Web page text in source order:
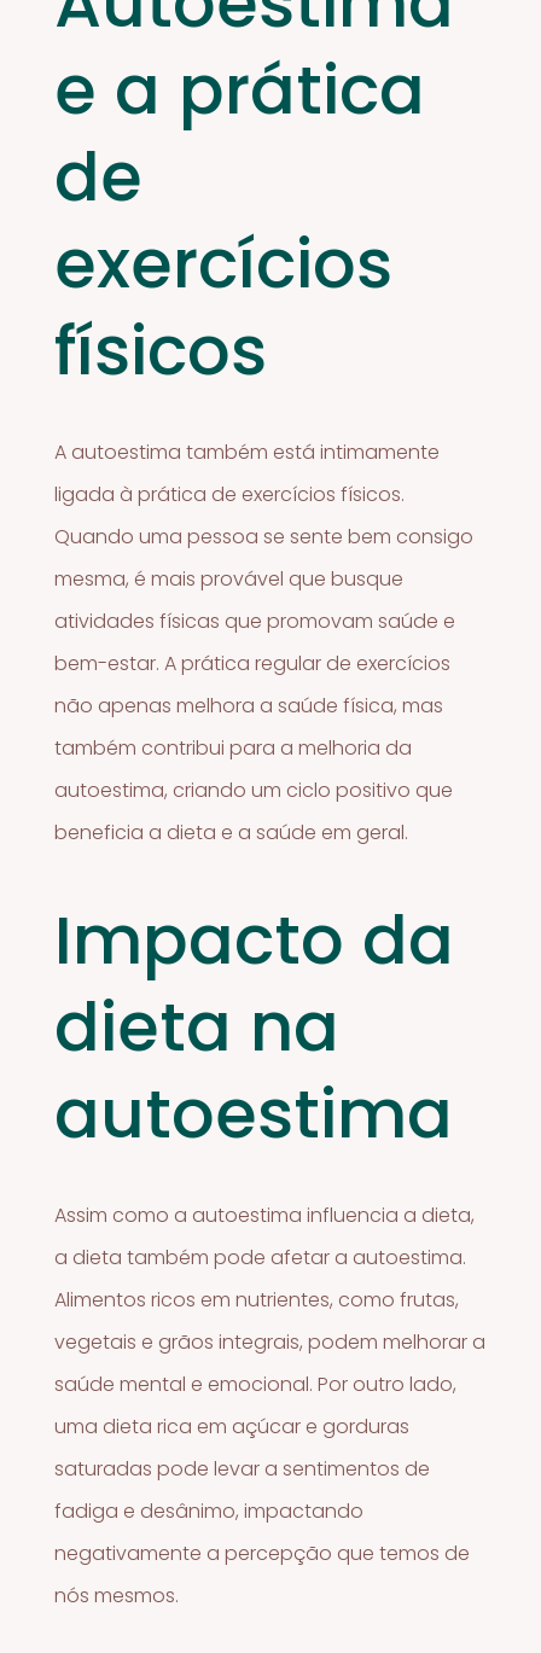
e a prática
de
exercícios
físicos
A autoestima também está intimamente
ligada à prática de exercícios físicos.
Quando uma pessoa se sente bem consigo
mesma, é mais provável que busque
atividades físicas que promovam saúde e
bem-estar. A prática regular de exercícios
não apenas melhora a saúde física, mas
também contribui para a melhoria da
autoestima, criando um ciclo positivo que
beneficia a dieta e a saúde em geral.
Impacto da
dieta na
autoestima
Assim como a autoestima influencia a dieta,
a dieta também pode afetar a autoestima.
Alimentos ricos em nutrientes, como frutas,
vegetais e grãos integrais, podem melhorar a
saúde mental e emocional. Por outro lado,
uma dieta rica em açúcar e gorduras
saturadas pode levar a sentimentos de
fadiga e desânimo, impactando
negativamente a percepção que temos de
nós mesmos.